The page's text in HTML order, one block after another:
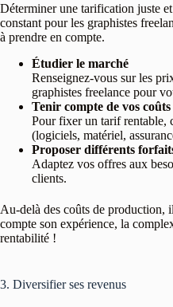
Déterminer une tarification juste
constant pour les graphistes
à prendre en compte.
Étudier le marché
Renseignez-vous sur les
graphistes freelance pour
Tenir compte de vos coûts
Pour fixer un tarif rentable,
(logiciels, matériel,
Proposer différents
Adaptez vos offres aux
clients.
Au-delà des coûts de production,
compte son expérience, la
rentabilité !
3. Diversifier ses revenus